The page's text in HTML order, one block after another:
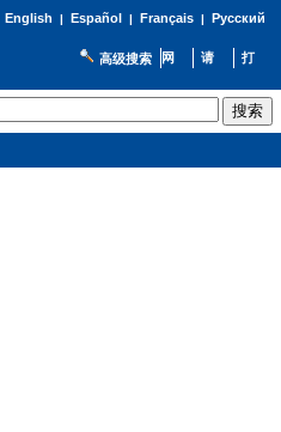
English | Español | Français| Русский
高级搜索